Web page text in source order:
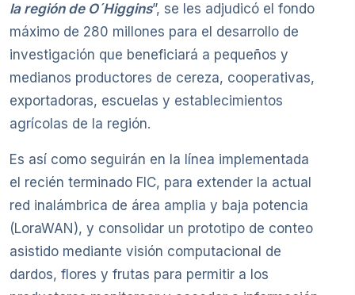
la región de O´Higgins”, se les adjudicó el fondo
máximo de 280 millones para el desarrollo de
investigación que beneficiará a pequeños y
medianos productores de cereza, cooperativas,
exportadoras, escuelas y establecimientos
agrícolas de la región.
Es así como seguirán en la línea implementada
el recién terminado FIC, para extender la actual
red inalámbrica de área amplia y baja potencia
(LoraWAN), y consolidar un prototipo de conteo
asistido mediante visión computacional de
dardos, flores y frutas para permitir a los